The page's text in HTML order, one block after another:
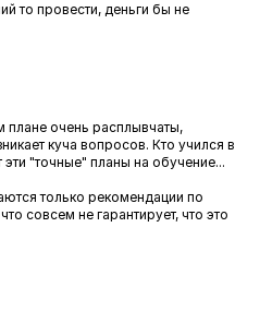
то провести, деньги бы не
очень расплывчаты,
куча вопросов. Кто учился в
"точные" планы на обучение...
только рекомендации по
совсем не гарантирует, что это